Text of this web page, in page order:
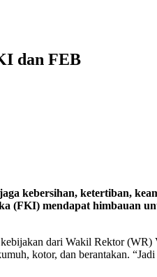
dan FEB
kebersihan, ketertiban,
(FKI) mendapat himbauan
dari Wakil Rektor
kotor, dan berantakan.